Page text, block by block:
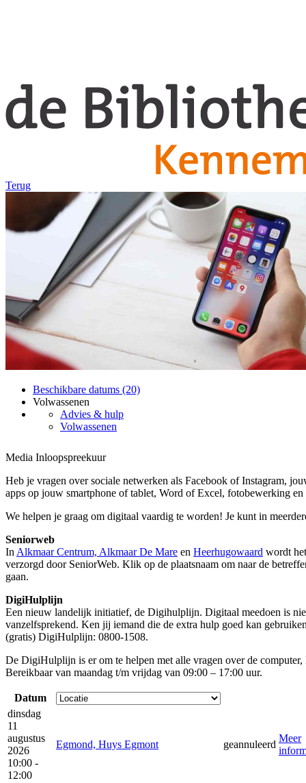
Terug
Beschikbare datums (20)
Volwassenen
Advies & hulp
Volwassenen
Media Inloopspreekuur
Heb je vragen over sociale netwerken als Facebook of Instagram,
apps op jouw smartphone of tablet, Word of Excel, fotobewerking en
We helpen je graag om digitaal vaardig te worden! Je kunt in
Seniorweb
In Alkmaar Centrum, Alkmaar De Mare en Heerhugowaard wordt
verzorgd door SeniorWeb. Klik op de plaatsnaam om naar de
gaan.
DigiHulplijn
Een nieuw landelijk initiatief, de Digihulplijn. Digitaal meedoen is
vanzelfsprekend. Ken jij iemand die de extra hulp goed kan
(gratis) DigiHulplijn: 0800-1508.
De DigiHulplijn is er om te helpen met alle vragen over de computer,
Bereikbaar van maandag t/m vrijdag van 09:00 – 17:00 uur.
Datum
dinsdag
11
augustus
2026
10:00 -
12:00
Egmond, Huys Egmont geannuleerd
Meer